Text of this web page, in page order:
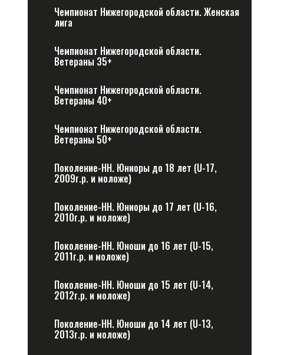
Чемпионат Нижегородской области. Женская
лига
Чемпионат Нижегородской области.
Ветераны 35+
Чемпионат Нижегородской области.
Ветераны 40+
Чемпионат Нижегородской области.
Ветераны 50+
Поколение-НН. Юниоры до 18 лет (U-17,
2009г.р. и моложе)
Поколение-НН. Юниоры до 17 лет (U-16,
2010г.р. и моложе)
Поколение-НН. Юноши до 16 лет (U-15,
2011г.р. и моложе)
Поколение-НН. Юноши до 15 лет (U-14,
2012г.р. и моложе)
Поколение-НН. Юноши до 14 лет (U-13,
2013г.р. и моложе)